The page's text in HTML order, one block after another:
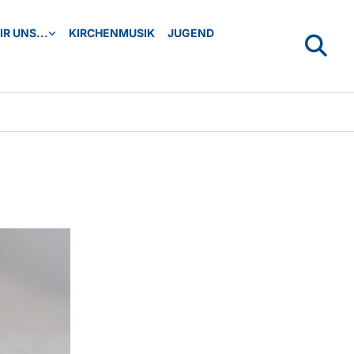
UNS... KIRCHENMUSIK JUGEND